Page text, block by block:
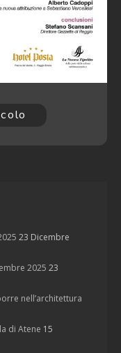
23 Dicembre
2025 23
nell’architettura
di Atene 15